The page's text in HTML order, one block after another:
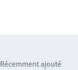
Récemment ajouté